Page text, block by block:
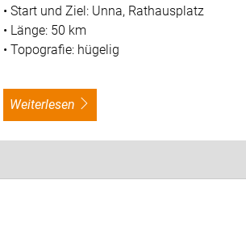
• Start und Ziel: Unna, Rathausplatz
• Länge: 50 km
• Topografie: hügelig
weiterlesen